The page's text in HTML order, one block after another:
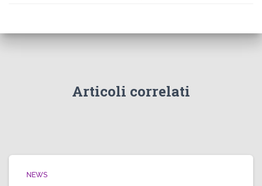
Articoli correlati
NEWS